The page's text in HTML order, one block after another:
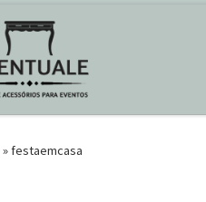
»festaemcasa